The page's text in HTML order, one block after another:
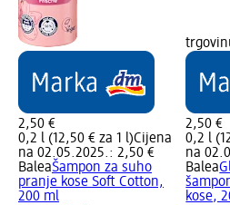
2,50 €
0,2 l (12,50 € za 1 l)Cijena
na 02.05.2025.: 2,50 €
BaleaŠampon za suho
pranje kose Soft Cotton,
200 ml
2,50 €
0,2 l
na
Balea
kose,